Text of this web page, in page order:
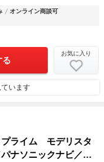
オンライン商談可
る
お気に入り
います
ライム モデリスタ
ナソニックナビ／Ｅ